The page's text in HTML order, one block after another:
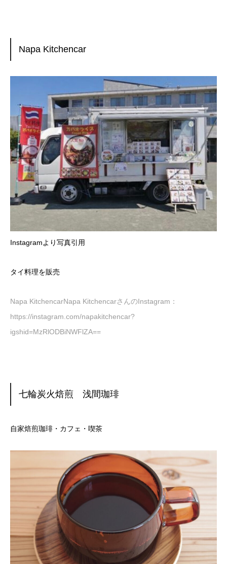
Napa Kitchencar
Instagramより写真引用
タイ料理を販売
Napa KitchencarNapa KitchencarさんのInstagram：
https://instagram.com/napakitchencar?
igshid=MzRlODBiNWFlZA==
七輪炭火焙煎 浅間珈琲
自家焙煎珈琲・カフェ・喫茶